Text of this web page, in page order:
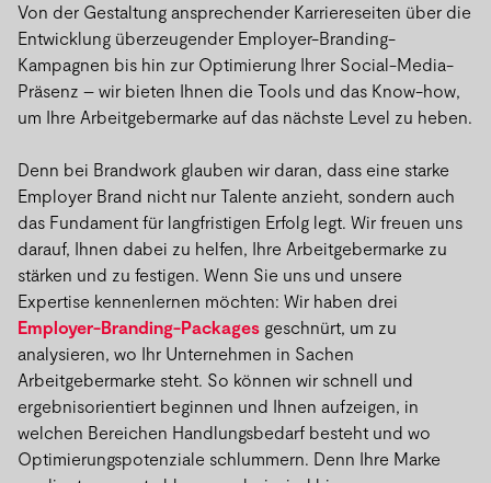
Von der Gestaltung ansprechender Karriereseiten über die
Entwicklung überzeugender Employer-Branding-
Kampagnen bis hin zur Optimierung Ihrer Social-Media-
Präsenz – wir bieten Ihnen die Tools und das Know-how,
um Ihre Arbeitgebermarke auf das nächste Level zu heben.
Denn bei Brandwork glauben wir daran, dass eine starke
Employer Brand nicht nur Talente anzieht, sondern auch
das Fundament für langfristigen Erfolg legt. Wir freuen uns
darauf, Ihnen dabei zu helfen, Ihre Arbeitgebermarke zu
stärken und zu festigen. Wenn Sie uns und unsere
Expertise kennenlernen möchten: Wir haben drei
Employer-Branding-Packages geschnürt, um zu
analysieren, wo Ihr Unternehmen in Sachen
Arbeitgebermarke steht. So können wir schnell und
ergebnisorientiert beginnen und Ihnen aufzeigen, in
welchen Bereichen Handlungsbedarf besteht und wo
Optimierungspotenziale schlummern. Denn Ihre Marke